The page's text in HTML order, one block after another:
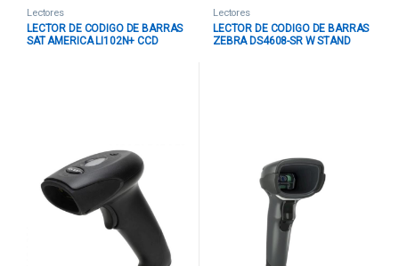
Lectores
LECTOR DE CODIGO DE BARRAS
SAT AMERICA LI102N+ CCD
Lectores
LECTOR DE CODIGO DE BARRAS
ZEBRA DS4608-SR W STAND